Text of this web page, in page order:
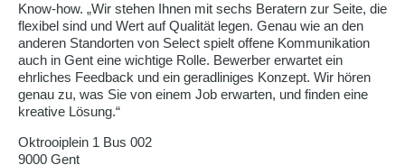
Know-how. „Wir stehen Ihnen mit sechs Beratern zur Seite, die
flexibel sind und Wert auf Qualität legen. Genau wie an den
anderen Standorten von Select spielt offene Kommunikation
auch in Gent eine wichtige Rolle. Bewerber erwartet ein
ehrliches Feedback und ein geradliniges Konzept. Wir hören
genau zu, was Sie von einem Job erwarten, und finden eine
kreative Lösung.“
Oktrooiplein 1 Bus 002
9000 Gent